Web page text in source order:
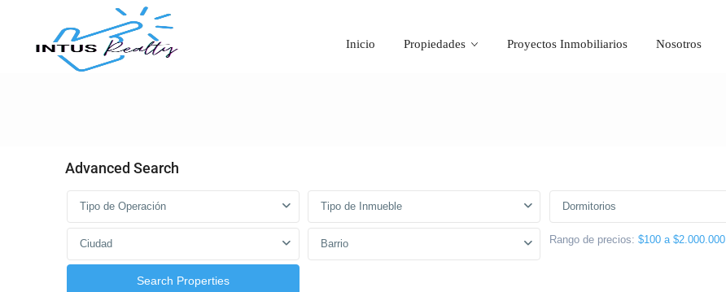
Inicio Propiedades Proyectos Inmobiliarios Nosotros
Advanced Search
Tipo de Operación Tipo de Inmueble Dormitorios
Ciudad Barrio Rango de precios: $100 a $2.000.000